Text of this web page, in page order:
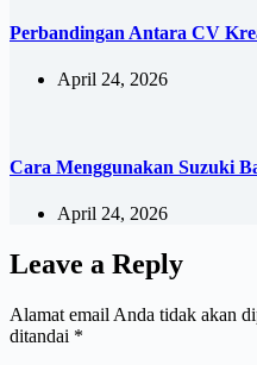
Perbandingan Antara CV
April 24, 2026
Cara Menggunakan Suzuki
April 24, 2026
Leave a Reply
Alamat email Anda tidak akan
ditandai *